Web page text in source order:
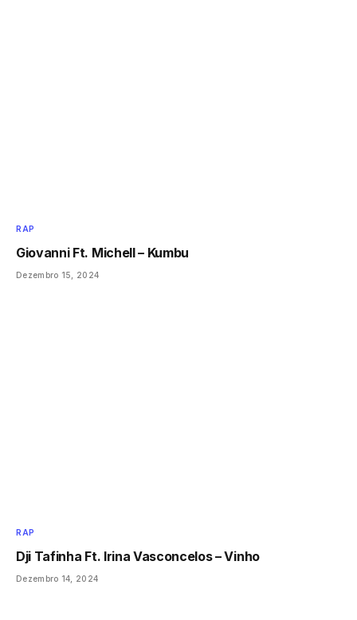
RAP
Giovanni Ft. Michell – Kumbu
Dezembro 15, 2024
RAP
Dji Tafinha Ft. Irina Vasconcelos – Vinho
Dezembro 14, 2024